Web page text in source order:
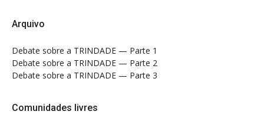
Arquivo
Debate sobre a TRINDADE — Parte 1
Debate sobre a TRINDADE — Parte 2
Debate sobre a TRINDADE — Parte 3
Comunidades livres